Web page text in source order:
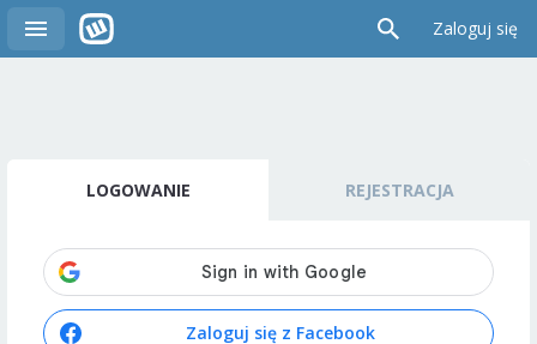
Zaloguj się
LOGOWANIE REJESTRACJA
Zaloguj się z Facebook